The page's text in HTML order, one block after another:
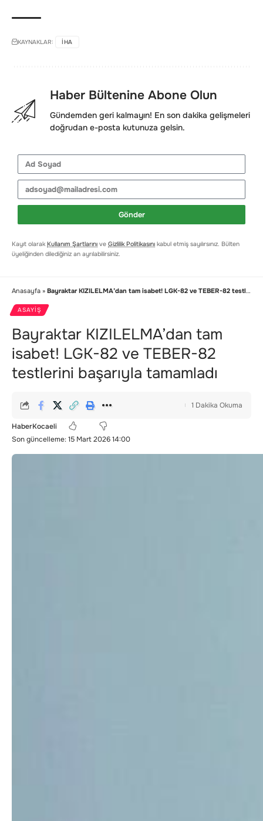
KAYNAKLAR: IHA
Haber Bültenine Abone Olun
Gündemden geri kalmayın! En son dakika gelişmeleri
doğrudan e-posta kutunuza gelsin.
Gönder
Kayıt olarak Kullanım Şartlarını ve Gizlilik Politikasını kabul etmiş sayılırsınız. Bülten
üyeliğinden dilediğiniz an ayrılabilirsiniz.
Anasayfa » Bayraktar KIZILELMA’dan tam isabet! LGK-82 ve TEBER-82 testlerini başarıyla tamamladı
ASAYIŞ
Bayraktar KIZILELMA’dan tam
isabet! LGK-82 ve TEBER-82
testlerini başarıyla tamamladı
Son güncelleme: 15 Mart 2026 14:00
HaberKocaeli
1 Dakika Okuma